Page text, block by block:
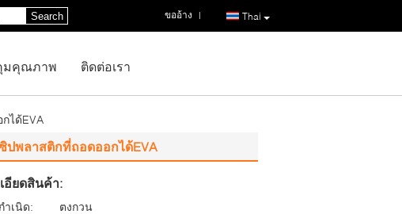
Thai
ขออ้าง |
Search
มคุณภาพ ติดต่อเรา
ได้EVA
ซิปพลาสติกที่ถอดออกได้EVA
อียดสินค้า:
ำเนิด:
ตงกวน